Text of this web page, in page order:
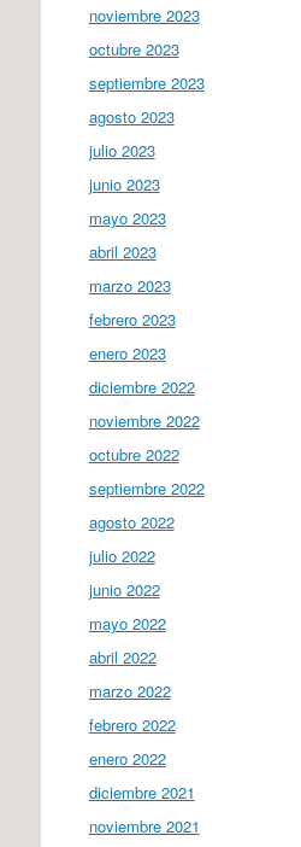
noviembre 2023
octubre 2023
septiembre 2023
agosto 2023
julio 2023
junio 2023
mayo 2023
abril 2023
marzo 2023
febrero 2023
enero 2023
diciembre 2022
noviembre 2022
octubre 2022
septiembre 2022
agosto 2022
julio 2022
junio 2022
mayo 2022
abril 2022
marzo 2022
febrero 2022
enero 2022
diciembre 2021
noviembre 2021